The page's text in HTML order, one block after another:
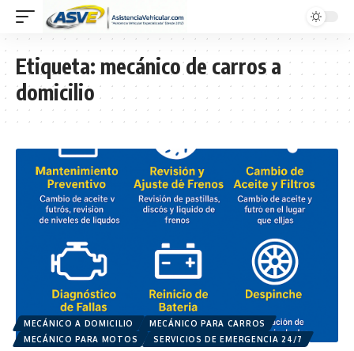
Etiqueta:mecánico de carros a
domicilio
MECÁNICO A DOMICILIO
MECÁNICO PARA CARROS
MECÁNICO PARA MOTOS
SERVICIOS DE EMERGENCIA 24/7